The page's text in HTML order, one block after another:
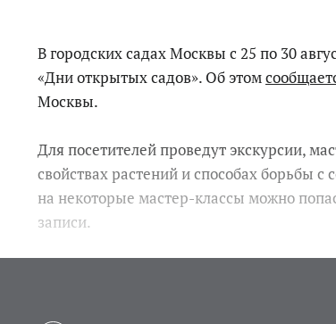
В городских садах Москвы с 25 по 30
«Дни открытых садов». Об этом
Москвы.
Для посетителей проведут экскурсии,
свойствах растений и способах борьбы с
на некоторые мастер-классы можно
записи.